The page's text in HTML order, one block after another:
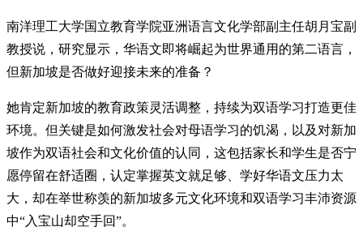
南洋理工大学国立教育学院亚洲语言文化学部副主任胡月宝副
教授说，研究显示，华语文即将崛起为世界通用的第二语言，
但新加坡是否做好迎接未来的准备？
她肯定新加坡的教育政策灵活调整，持续为双语学习打造更佳
环境。但关键是如何激发社会对母语学习的饥渴，以及对新加
坡作为双语社会和文化价值的认同，这包括家长和学生是否宁
愿停留在舒适圈，认定掌握英文就足够、学好华语文压力太
大，却在举世称羡的新加坡多元文化环境和双语学习丰沛资源
中“入宝山却空手回”。